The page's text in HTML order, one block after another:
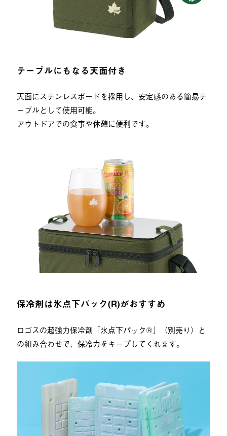
テーブルにもなる天面付き
天面にステンレスボードを採用し、安定感のある簡易テ
ーブルとして使用可能。
アウトドアでの食事や休憩に便利です。
保冷剤は氷点下パック(R)がおすすめ
ロゴスの超強力保冷剤「氷点下パック®」（別売り）と
の組み合わせで、保冷力をキープしてくれます。